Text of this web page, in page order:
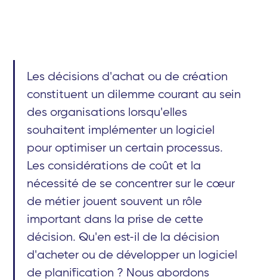
Les décisions d'achat ou de création
constituent un dilemme courant au sein
des organisations lorsqu'elles
souhaitent implémenter un logiciel
pour optimiser un certain processus.
Les considérations de coût et la
nécessité de se concentrer sur le cœur
de métier jouent souvent un rôle
important dans la prise de cette
décision. Qu'en est-il de la décision
d'acheter ou de développer un logiciel
de planification ? Nous abordons